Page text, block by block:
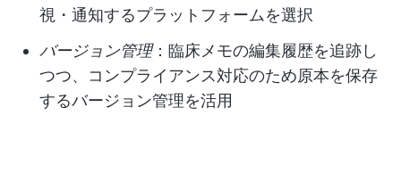
視・通知するプラットフォームを選択
バージョン管理：臨床メモの編集履歴を追跡し
つつ、コンプライアンス対応のため原本を保存
するバージョン管理を活用